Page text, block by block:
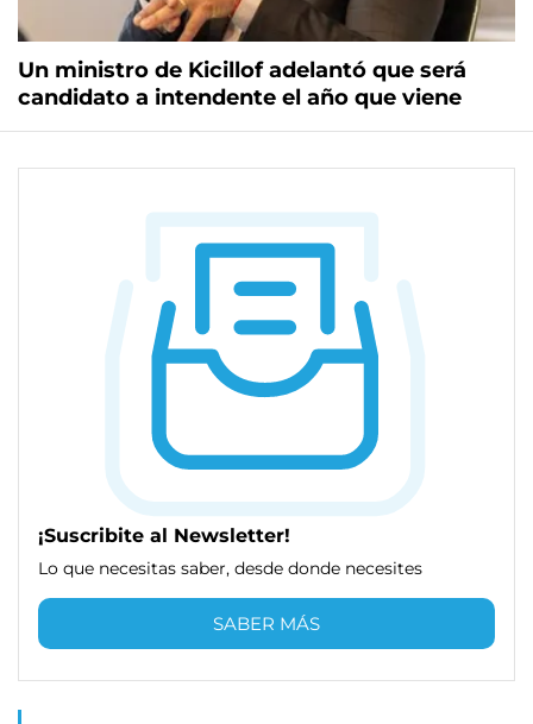
Un ministro de Kicillof adelantó que será
candidato a intendente el año que viene
¡Suscribite al Newsletter!
Lo que necesitas saber, desde donde necesites
SABER MÁS